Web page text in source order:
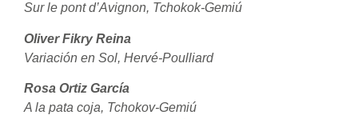
Sur le pont d’Avignon, Tchokok-Gemiú
Oliver Fikry Reina
Variación en Sol, Hervé-Poulliard
Rosa Ortiz García
A la pata coja, Tchokov-Gemiú